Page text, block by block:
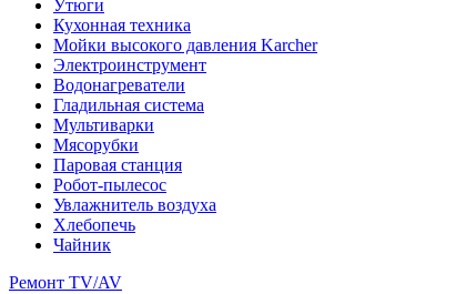
Утюги
Кухонная техника
Мойки высокого давления Karcher
Электроинструмент
Водонагреватели
Гладильная система
Мультиварки
Мясорубки
Паровая станция
Робот-пылесос
Увлажнитель воздуха
Хлебопечь
Чайник
Ремонт TV/AV